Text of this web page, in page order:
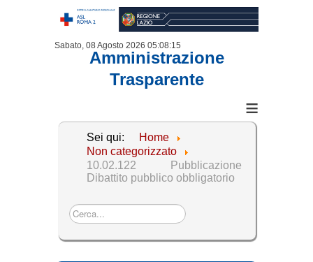
Sabato, 08 Agosto 2026 05:08:16
Amministrazione
Trasparente
≡
Sei qui:
Home
Non categorizzato
10.02.122 Pubblicazione
Dibattito pubblico obbligatorio
Cerca...